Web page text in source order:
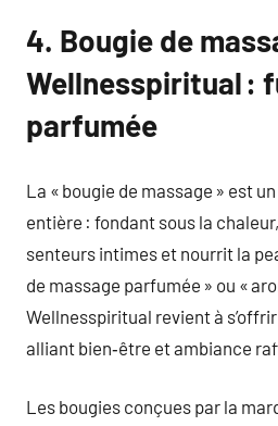
4. Bougie de
Wellnesspiritual :
parfumée
La « bougie de massage » est
entière : fondant sous la
senteurs intimes et nourrit la
de massage parfumée » ou «
Wellnesspiritual revient à
alliant bien‑être et ambiance
Les bougies conçues par la